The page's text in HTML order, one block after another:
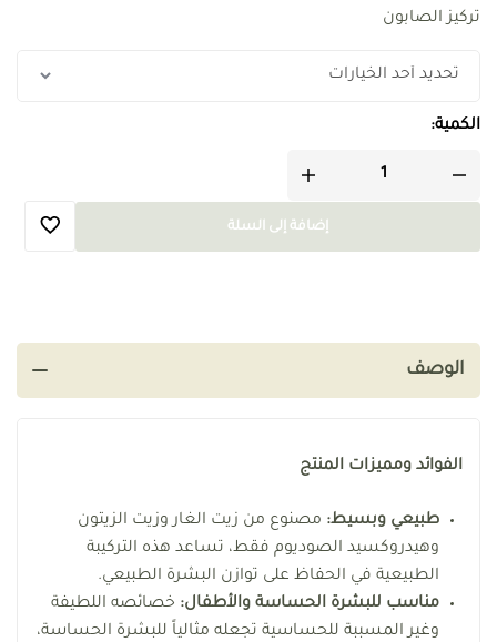
تركيز الصابون
الكمية:
إضافة إلى السلة
الوصف
الفوائد ومميزات المنتج
طبيعي وبسيط: مصنوع من زيت الغار وزيت الزيتون
وهيدروكسيد الصوديوم فقط، تساعد هذه التركيبة
الطبيعية في الحفاظ على توازن البشرة الطبيعي.
مناسب للبشرة الحساسة والأطفال: خصائصه اللطيفة
وغير المسببة للحساسية تجعله مثالياً للبشرة الحساسة،